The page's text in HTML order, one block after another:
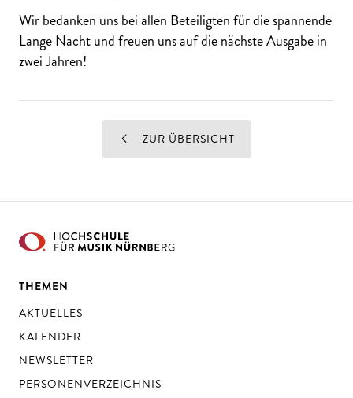
Wir bedanken uns bei allen Beteiligten für die spannende
Lange Nacht und freuen uns auf die nächste Ausgabe in
zwei Jahren!
ZUR ÜBERSICHT
THEMEN
AKTUELLES
KALENDER
NEWSLETTER
PERSONENVERZEICHNIS